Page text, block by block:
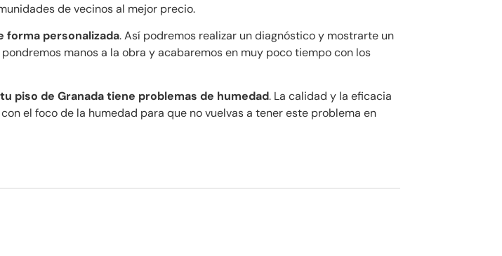
de vecinos al mejor precio.
forma personalizada. Así podremos realizar un diagnóstico y mostrarte un
manos a la obra y acabaremos en muy poco tiempo con los
piso de Granada tiene problemas de humedad. La calidad y la eficacia
el foco de la humedad para que no vuelvas a tener este problema en